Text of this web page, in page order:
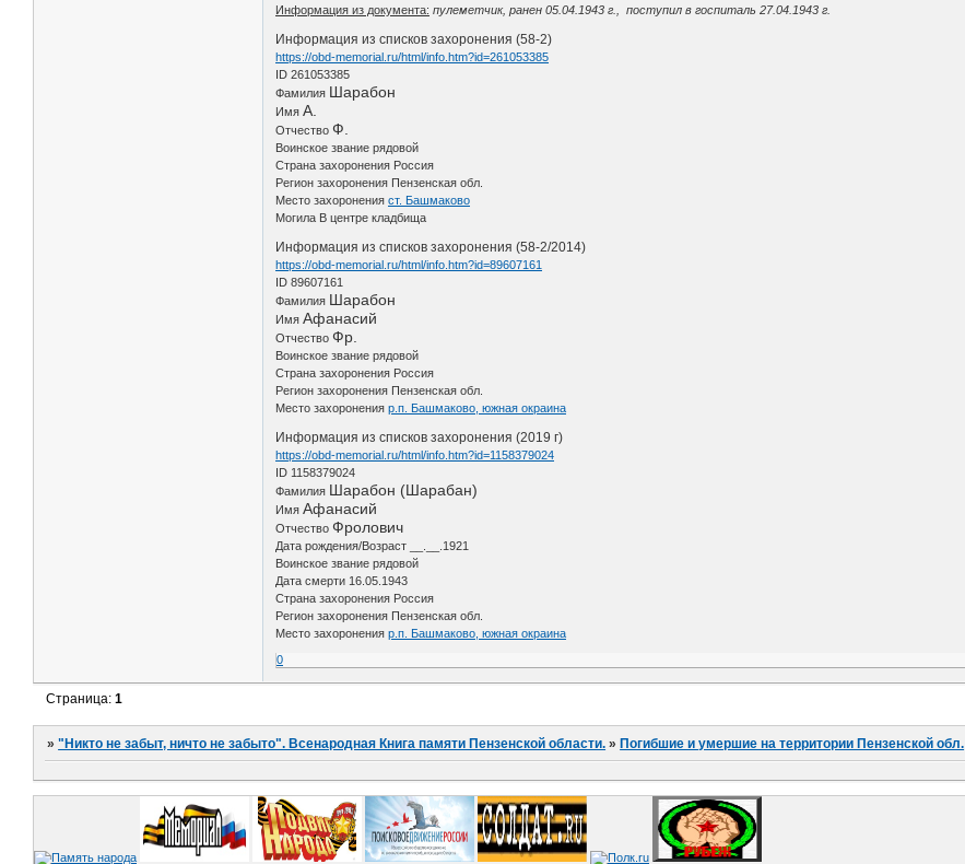
Информация из документа: пулеметчик, ранен 05.04.1943 г., поступил в госпиталь 27.04.1943 г.
Информация из списков захоронения (58-2)
https://obd-memorial.ru/html/info.htm?id=261053385
ID 261053385
Фамилия Шарабон
ИмяА.
ОтчествоФ.
Воинское звание рядовой
Страна захоронения Россия
Регион захоронения Пензенская обл.
Место захороненияст. Башмаково
Могила В центре кладбища
Информация из списков захоронения (58-2/2014)
https://obd-memorial.ru/html/info.htm?id=89607161
ID 89607161
Фамилия Шарабон
ИмяАфанасий
ОтчествоФр.
Воинское звание рядовой
Страна захоронения Россия
Регион захоронения Пензенская обл.
Место захороненияр.п. Башмаково, южная окраина
Информация из списков захоронения (2019 г)
https://obd-memorial.ru/html/info.htm?id=1158379024
ID 1158379024
Фамилия Шарабон (Шарабан)
ИмяАфанасий
ОтчествоФролович
Дата рождения/Возраст __.__.1921
Воинское звание рядовой
Дата смерти 16.05.1943
Страна захоронения Россия
Регион захоронения Пензенская обл.
Место захороненияр.п. Башмаково, южная окраина
0
Страница:1
»"Никто не забыт, ничто не забыто". Всенародная Книга памяти Пензенской области. » Погибшие и умершие на территории Пензенской обл.